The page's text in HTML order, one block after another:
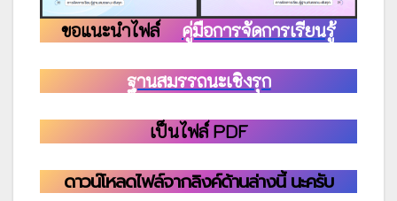
ขอแนะนำไฟล์ คู่มือการจัดการเรียนรู้
ฐานสมรรถนะเชิงรุก
เป็นไฟล์ PDF
ดาวน์โหลดไฟล์จากลิงค์ด้านล่างนี้ นะครับ